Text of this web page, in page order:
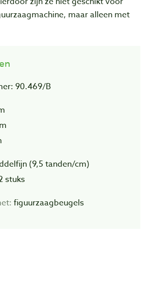
maar alleen met
90.469/B
(9,5 tanden/cm)
stuks
figuurzaagbeugels